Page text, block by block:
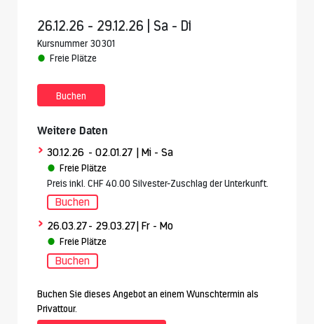
26.12.26 - 29.12.26 | Sa - Di
Kursnummer 30301
Freie Plätze
Buchen
Weitere Daten
> 30.12.26 - 02.01.27 | Mi - Sa
Freie Plätze
Preis inkl. CHF 40.00 Silvester-Zuschlag der Unterkunft.
Buchen
> 26.03.27- 29.03.27| Fr - Mo
Freie Plätze
Buchen
Buchen Sie dieses Angebot an einem Wunschtermin als
Privattour.